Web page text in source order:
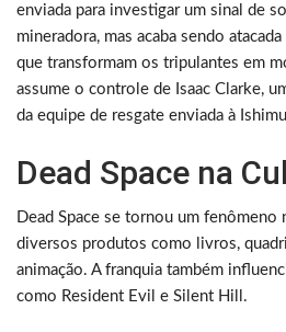
enviada para investigar um sinal de
mineradora, mas acaba sendo
que transformam os tripulantes em
assume o controle de Isaac Clarke,
da equipe de resgate enviada à
Dead Space na
Dead Space se tornou um fenômeno
diversos produtos como livros,
animação. A franquia também
como Resident Evil e Silent Hill.